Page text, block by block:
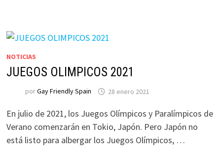
NOTICIAS
JUEGOS OLIMPICOS 2021
porGay Friendly Spain 28 enero 2021
En julio de 2021, los Juegos Olímpicos y Paralímpicos de
Verano comenzarán en Tokio, Japón. Pero Japón no
está listo para albergar los Juegos Olímpicos, …